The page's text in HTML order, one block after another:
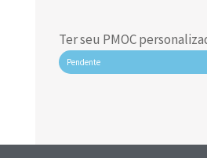
Ter seu PMOC
Pendente